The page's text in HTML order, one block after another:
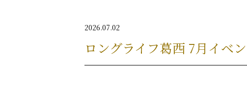
2026.07.02
ロングライフ葛西 7月イベ